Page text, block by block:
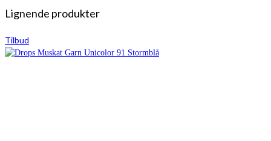
Lignende produkter
Tilbud